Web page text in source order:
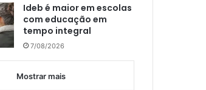
Ideb é maior em escolas
com educação em
tempo integral
7/08/2026
Mostrar mais